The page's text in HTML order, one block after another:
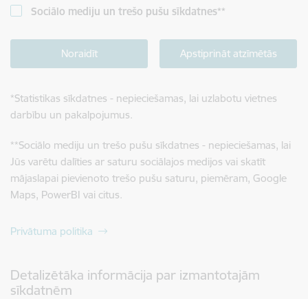
Sociālo mediju un trešo pušu sīkdatnes**
Noraidīt Apstiprināt atzīmētās
*Statistikas sīkdatnes - nepieciešamas, lai uzlabotu vietnes
darbību un pakalpojumus.
**Sociālo mediju un trešo pušu sīkdatnes - nepieciešamas, lai
Jūs varētu dalīties ar saturu sociālajos medijos vai skatīt
mājaslapai pievienoto trešo pušu saturu, piemēram, Google
Maps, PowerBI vai citus.
Privātuma politika
Detalizētāka informācija par izmantotajām
sīkdatnēm